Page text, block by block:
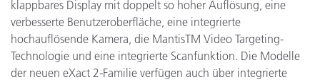
klappbares Display mit doppelt so hoher Auflösung, eine
verbesserte Benutzeroberfläche, eine integrierte
hochauflösende Kamera, die MantisTM Video Targeting-
Technologie und eine integrierte Scanfunktion. Die Modelle
der neuen eXact 2-Familie verfügen auch über integrierte